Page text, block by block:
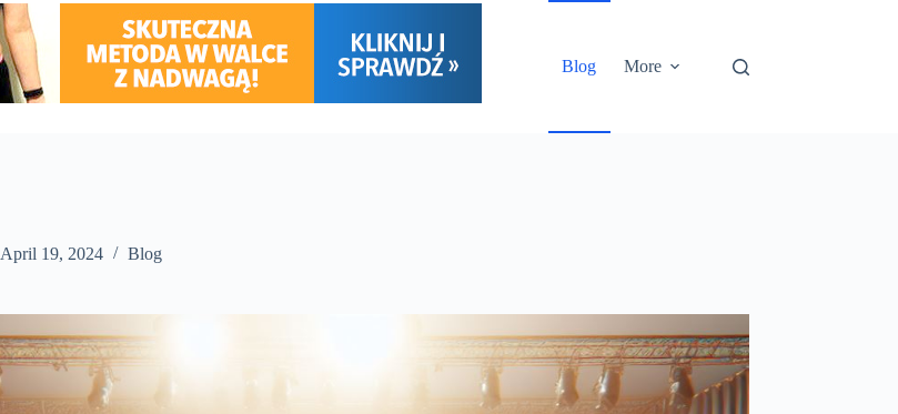
Blog
More
April 19, 2024 Blog